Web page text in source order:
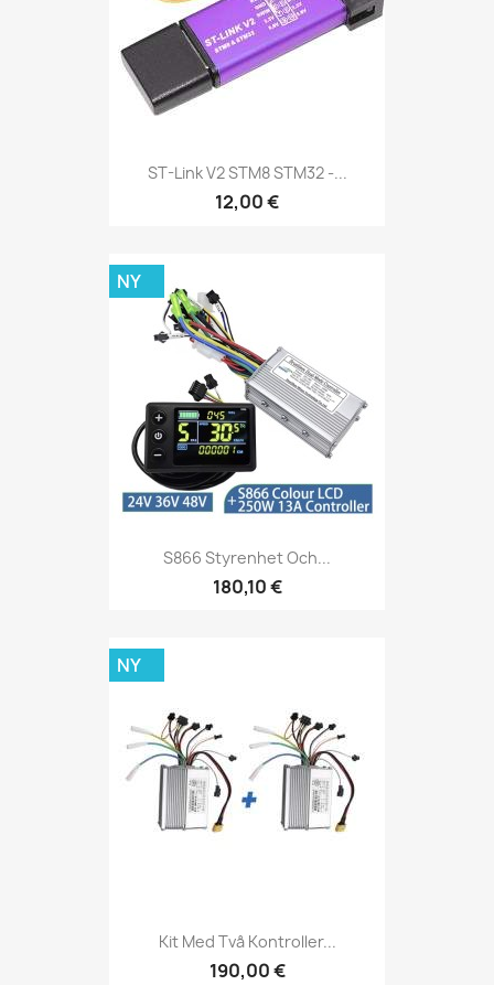
ST-Link V2 STM8 STM32 -...
12,00 €
S866 Styrenhet Och...
180,10 €
NY
Kit Med Två Kontroller...
190,00 €
NY